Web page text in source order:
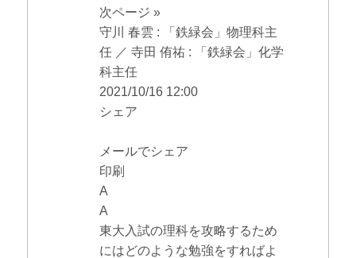
次ページ »
守川 春雲 : 「鉄緑会」物理科主
任 ／ 寺田 侑祐 : 「鉄緑会」化学
科主任
2021/10/16 12:00
シェア
メールでシェア
印刷
A
A
東大入試の理科を攻略するため
にはどのような勉強をすればよ